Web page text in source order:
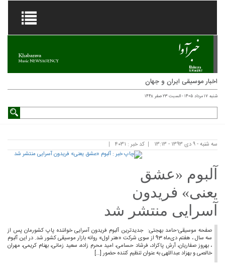
اخبار موسیقی ایران و جهان
شنبه ۱۷ مرداد ۱۴۰۵ - السبت ۲۳ صفر ۱۴۴۸
سه شنبه - ۹ دی ۱۳۹۳ - ۱۳:۱۳ کد خبر : ۴۰۳۱
آلبوم «عشق
یعنی» فریدون
آسرایی منتشر شد
صفحه موسیقی-حامد بهجتی: جدیدترین آلبوم فریدون آسرایی خواننده پاپ کشورمان پس از
سه سال ، هفتم دی‌ماه 93 از سوی شرکت «هنر اول» روانه بازار موسیقی کشور شد. در این آلبوم
، بهروز صفاریان، آرش پاکزاد، فرشاد حسامی، امید محرم زاده، سعید زمانی، بهنام کریمی، مهران
خالصی و بهزاد عبداللهی به عنوان تنظیم کننده حضور […]